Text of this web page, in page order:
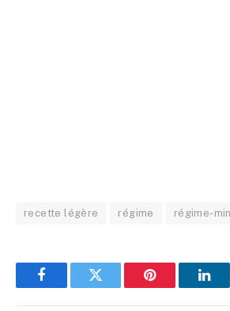
recette légère régime régime-
FacebookTwitter Pinterest